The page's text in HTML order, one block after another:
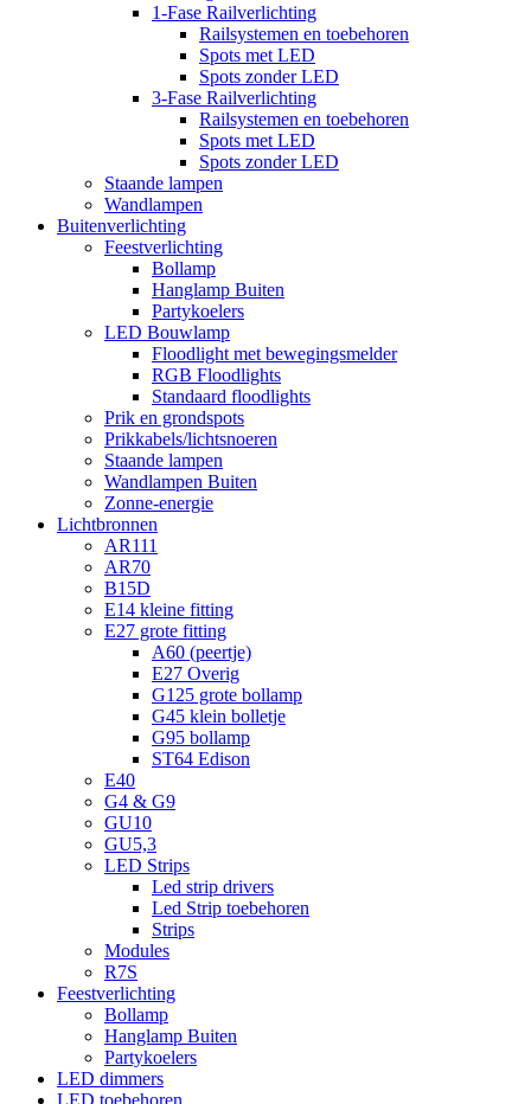
1-Fase Railverlichting
Railsystemen en toebehoren
Spots met LED
Spots zonder LED
3-Fase Railverlichting
Railsystemen en toebehoren
Spots met LED
Spots zonder LED
Staande lampen
Wandlampen
Buitenverlichting
Feestverlichting
Bollamp
Hanglamp Buiten
Partykoelers
LED Bouwlamp
Floodlight met bewegingsmelder
RGB Floodlights
Standaard floodlights
Prik en grondspots
Prikkabels/lichtsnoeren
Staande lampen
Wandlampen Buiten
Zonne-energie
Lichtbronnen
AR111
AR70
B15D
E14 kleine fitting
E27 grote fitting
A60 (peertje)
E27 Overig
G125 grote bollamp
G45 klein bolletje
G95 bollamp
ST64 Edison
E40
G4 & G9
GU10
GU5,3
LED Strips
Led strip drivers
Led Strip toebehoren
Strips
Modules
R7S
Feestverlichting
Bollamp
Hanglamp Buiten
Partykoelers
LED dimmers
LED toebehoren